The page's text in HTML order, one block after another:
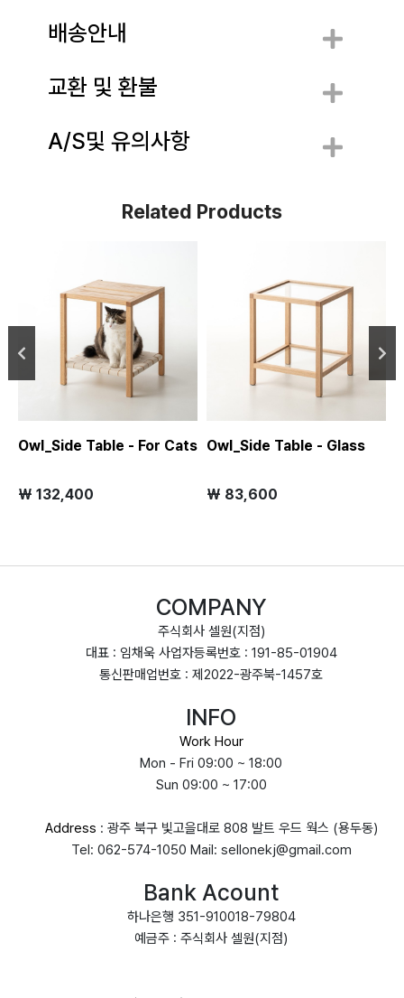
배송안내
교환 및 환불
A/S및 유의사항
Related Products
Owl_Side Table - For Cats
₩ 132,400
Owl_Side Table - Glass
₩ 83,600
COMPANY
주식회사 셀원(지점)
대표 : 임채욱 사업자등록번호 : 191-85-01904
통신판매업번호 : 제2022-광주북-1457호
INFO
Work Hour
Mon - Fri 09:00 ~ 18:00
Sun 09:00 ~ 17:00
Address : 광주 북구 빛고을대로 808 발트 우드 웍스 (용두동)
Tel: 062-574-1050 Mail: sellonekj@gmail.com
Bank Acount
하나은행 351-910018-79804
예금주 : 주식회사 셀원(지점)